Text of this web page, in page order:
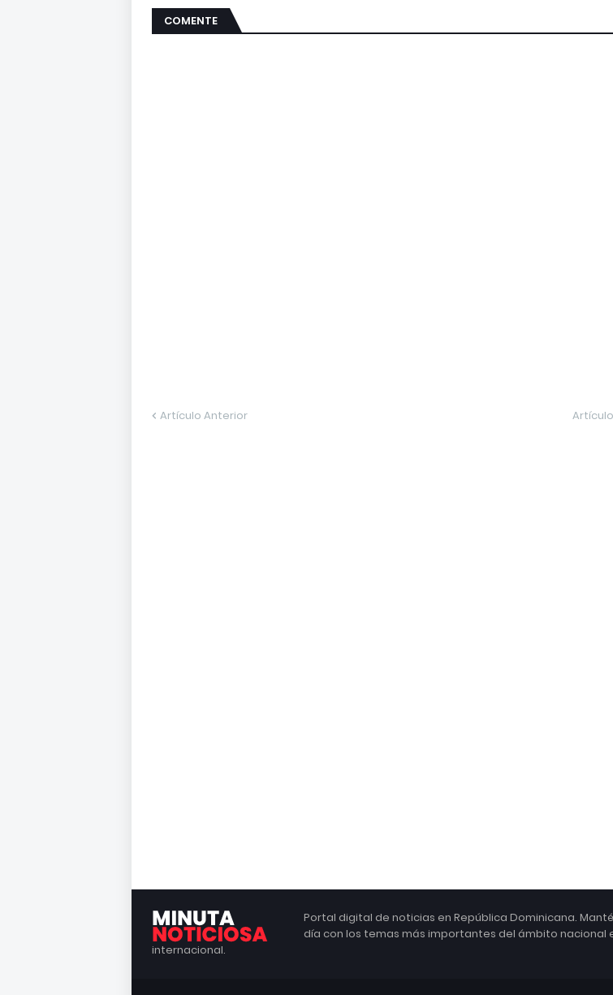
COMENTE
Artículo Anterior
Portal digital de noticias en República Dominicana.
día con los temas más importantes del ámbito nacional
internacional.